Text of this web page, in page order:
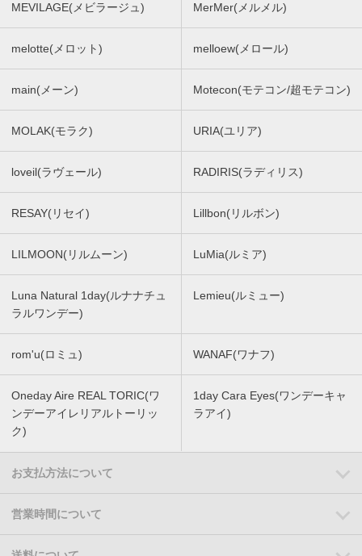
MEVILAGE(メビラージュ) MerMer(メルメル)
melotte(メロット) melloew(メロール)
main(メーン) Motecon(モテコン/超モテコン)
MOLAK(モラク) URIA(ユリア)
loveil(ラヴェール) RADIRIS(ラディリス)
RESAY(リセイ) Lillbon(リルボン)
LILMOON(リルムーン) LuMia(ルミア)
Luna Natural 1day(ルナナチュ
ラルワンデー)
Lemieu(ルミュー)
rom'u(ロミュ) WANAF(ワナフ)
Oneday Aire REAL TORIC(ワ
ンデーアイレリアルトーリッ
ク)
1day Cara Eyes(ワンデーキャ
ラアイ)
お支払方法について
営業時間について